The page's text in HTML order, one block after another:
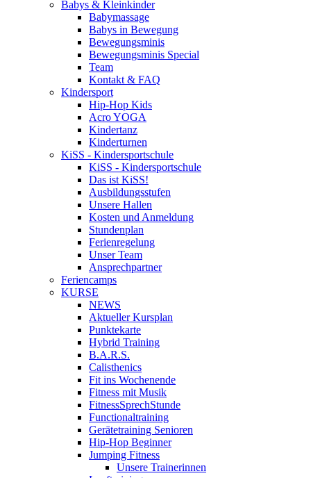
Babys & Kleinkinder
Babymassage
Babys in Bewegung
Bewegungsminis
Bewegungsminis Special
Team
Kontakt & FAQ
Kindersport
Hip-Hop Kids
Acro YOGA
Kindertanz
Kinderturnen
KiSS - Kindersportschule
KiSS - Kindersportschule
Das ist KiSS!
Ausbildungsstufen
Unsere Hallen
Kosten und Anmeldung
Stundenplan
Ferienregelung
Unser Team
Ansprechpartner
Feriencamps
KURSE
NEWS
Aktueller Kursplan
Punktekarte
Hybrid Training
B.A.R.S.
Calisthenics
Fit ins Wochenende
Fitness mit Musik
FitnessSprechStunde
Functionaltraining
Gerätetraining Senioren
Hip-Hop Beginner
Jumping Fitness
Unsere Trainerinnen